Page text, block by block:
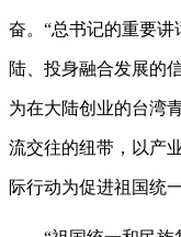
奋。“总书记的重要
陆、投身融合发展的
为在大陆创业的台湾
流交往的纽带，以产
际行动为促进祖国统